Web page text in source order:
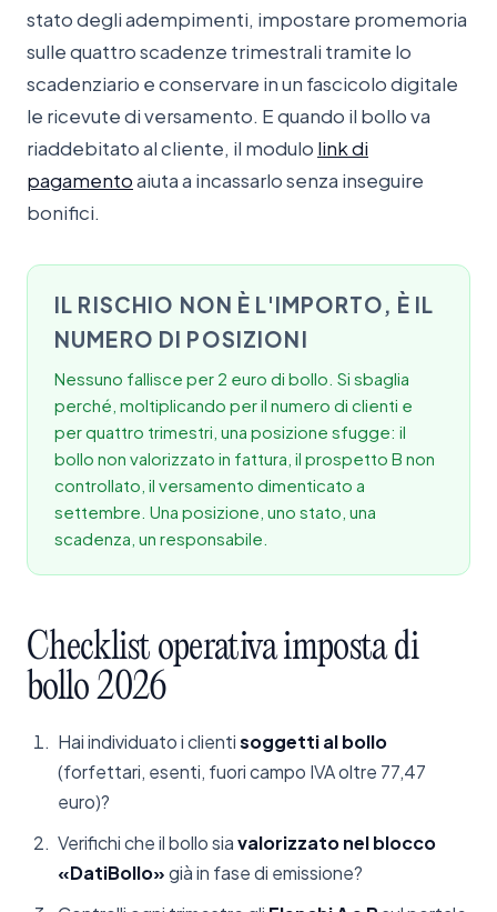
stato degli adempimenti, impostare promemoria
sulle quattro scadenze trimestrali tramite lo
scadenziario e conservare in un fascicolo digitale
le ricevute di versamento. E quando il bollo va
riaddebitato al cliente, il modulo link di
pagamentoaiuta a incassarlo senza inseguire
bonifici.
IL RISCHIO NON È L'IMPORTO, È IL
NUMERO DI POSIZIONI
Nessuno fallisce per 2 euro di bollo. Si sbaglia
perché, moltiplicando per il numero di clienti e
per quattro trimestri, una posizione sfugge: il
bollo non valorizzato in fattura, il prospetto B non
controllato, il versamento dimenticato a
settembre. Una posizione, uno stato, una
scadenza, un responsabile.
Checklist operativaimpostadi
bollo2026
Hai individuato i clientisoggetti al bollo
(forfettari, esenti, fuori campo IVA oltre 77,47
euro)?
Verifichi che il bollo siavalorizzato nel blocco
«DatiBollo»già in fase di emissione?